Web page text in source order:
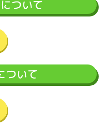
ついて
ついて